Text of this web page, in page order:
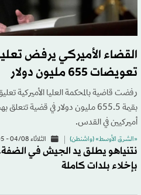
القضاء الأميركي يرفض
تعويضات 655 مليون دولار
رفضت قاضية بالمحكمة العليا الأميركية
بقيمة 655.5 مليون دولار في
أميركيين في القدس.
«الشرق الأوسط» (واشنطن) الثلاثاء 04/08 - 01:05
نتنياهو يطلق يد الجيش في
بإخلاء بلدات كاملة